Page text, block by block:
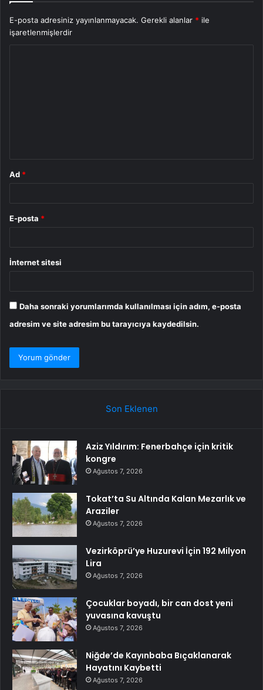
E-posta adresiniz yayınlanmayacak. Gerekli alanlar * ile
işaretlenmişlerdir
Ad *
E-posta *
İnternet sitesi
Daha sonraki yorumlarımda kullanılması için adım, e-posta
adresim ve site adresim bu tarayıcıya kaydedilsin.
Son Eklenen
Aziz Yıldırım: Fenerbahçe için kritik
kongre
Ağustos 7, 2026
Tokat’ta Su Altında Kalan Mezarlık ve
Araziler
Ağustos 7, 2026
Vezirköprü’ye Huzurevi İçin 192 Milyon
Lira
Ağustos 7, 2026
Çocuklar boyadı, bir can dost yeni
yuvasına kavuştu
Ağustos 7, 2026
Niğde’de Kayınbaba Bıçaklanarak
Hayatını Kaybetti
Ağustos 7, 2026